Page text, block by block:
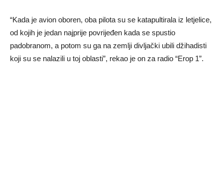
“Kada je avion oboren, oba pilota su se katapultirala iz letjelice,
od kojih je jedan najprije povrijeđen kada se spustio
padobranom, a potom su ga na zemlji divljački ubili džihadisti
koji su se nalazili u toj oblasti”, rekao je on za radio “Erop 1”.